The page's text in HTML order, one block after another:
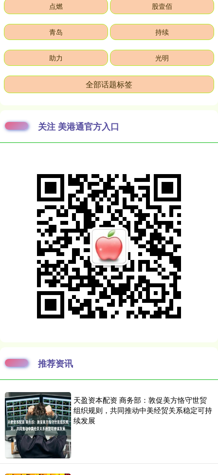
点燃 股壹佰
青岛 持续
助力 光明
全部话题标签
关注 美港通官方入口
推荐资讯
天盈资本配资 商务部：敦促美方恪守世贸
组织规则，共同推动中美经贸关系稳定可持
续发展